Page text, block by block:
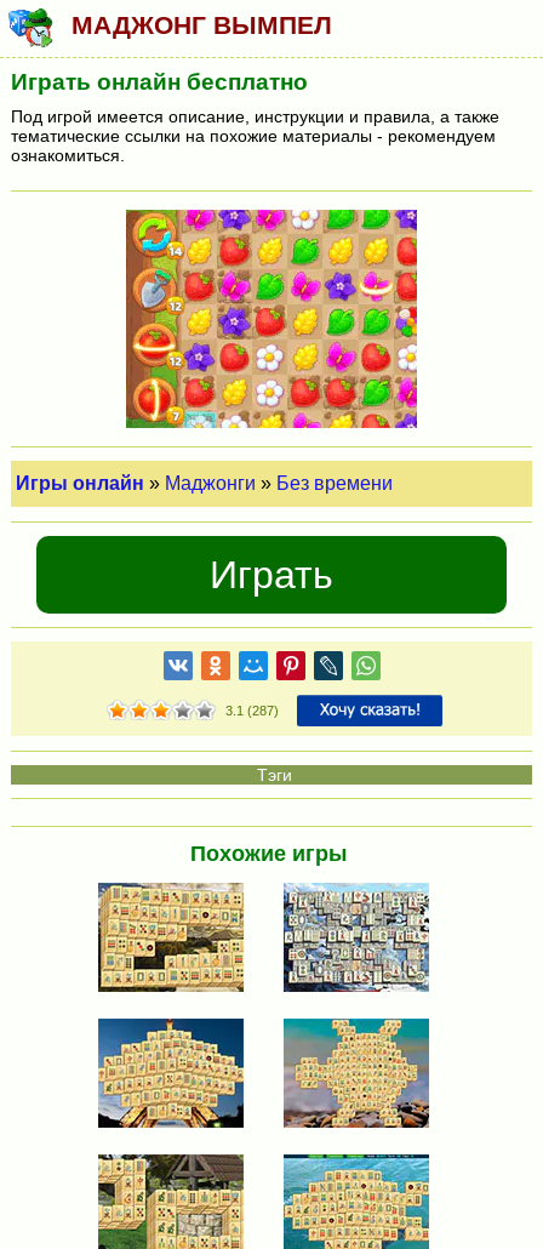
МАДЖОНГ ВЫМПЕЛ
Играть онлайн бесплатно
Под игрой имеется описание, инструкции и правила, а также
тематические ссылки на похожие материалы - рекомендуем
ознакомиться.
Игры онлайн » Маджонги » Без времени
Играть
3.1 (287)
Похожие игры